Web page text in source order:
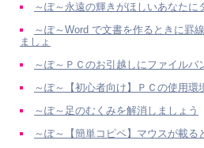
～ぽ～永遠の輝きがほしいあなたに
～ぽ～Word で文書を作るときに罫
ましょ
～ぽ～ＰＣのお引越しにファイルバ
～ぽ～【初心者向け】ＰＣの使用環
～ぽ～足のむくみを解消しましょう
～ぽ～【簡単コピペ】マウスが載る